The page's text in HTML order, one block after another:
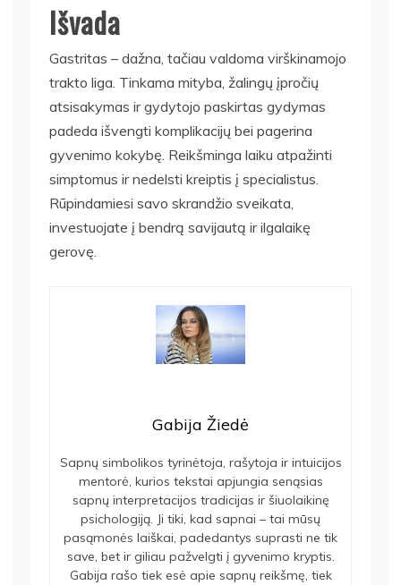
Išvada
Gastritas – dažna, tačiau valdoma virškinamojo
trakto liga. Tinkama mityba, žalingų įpročių
atsisakymas ir gydytojo paskirtas gydymas
padeda išvengti komplikacijų bei pagerina
gyvenimo kokybę. Reikšminga laiku atpažinti
simptomus ir nedelsti kreiptis į specialistus.
Rūpindamiesi savo skrandžio sveikata,
investuojate į bendrą savijautą ir ilgalaikę
gerovę.
Gabija Žiedė
Sapnų simbolikos tyrinėtoja, rašytoja ir intuicijos
mentorė, kurios tekstai apjungia senąsias
sapnų interpretacijos tradicijas ir šiuolaikinę
psichologiją. Ji tiki, kad sapnai – tai mūsų
pasąmonės laiškai, padedantys suprasti ne tik
save, bet ir giliau pažvelgti į gyvenimo kryptis.
Gabija rašo tiek esė apie sapnų reikšmę, tiek